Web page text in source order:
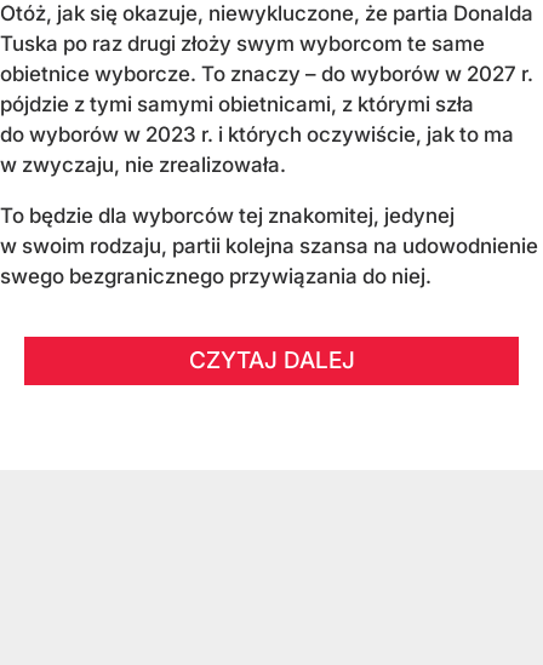
Otóż, jak się okazuje, niewykluczone, że partia Donalda
Tuska po raz drugi złoży swym wyborcom te same
obietnice wyborcze. To znaczy – do wyborów w 2027 r.
pójdzie z tymi samymi obietnicami, z którymi szła
do wyborów w 2023 r. i których oczywiście, jak to ma
w zwyczaju, nie zrealizowała.
To będzie dla wyborców tej znakomitej, jedynej
w swoim rodzaju, partii kolejna szansa na udowodnienie
swego bezgranicznego przywiązania do niej.
CZYTAJ DALEJ